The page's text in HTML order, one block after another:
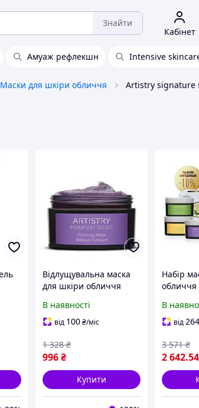
Знайти
Кабінет
Амуаж рефлекшн Intensive
Маски для шкіри обличчя Artistry signature
Відлущувальна маска
для шкіри обличчя
Amway 100 грам
(122339)
В наявності
від 100₴/міс
996₴
1 328 ₴
Купити
Набір
обличчя
Amway 3
(200684)
В
від264
2 642.54
3 571 ₴